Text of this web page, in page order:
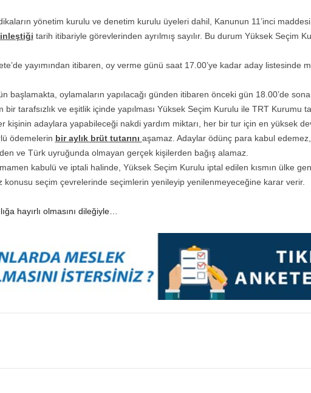
yönetim kurulu ve denetim kurulu üyeleri dahil, Kanunun 11’inci
tarih itibariyle görevlerinden ayrılmış sayılır. Bu durum Yüksek Seçim
yayımından itibaren, oy verme günü saat 17.00’ye kadar aday listesinde
başlamakta, oylamaların yapılacağı günden itibaren önceki gün 18.00’de
bir tarafsızlık ve eşitlik içinde yapılması Yüksek Seçim Kurulu ile TRT Kurumu
kişinin adaylara yapabileceği nakdi yardım miktarı, her bir tur için en yüksek
ödemelerin bir aylık brüt tutarını aşamaz. Adaylar ödünç para kabul edemez,
ve Türk uyruğunda olmayan gerçek kişilerden bağış alamaz.
kabulü ve iptali halinde, Yüksek Seçim Kurulu iptal edilen kısmın ülke
konusu seçim çevrelerinde seçimlerin yenileyip yenilenmeyeceğine karar verir.
hayırlı olmasını dileğiyle…